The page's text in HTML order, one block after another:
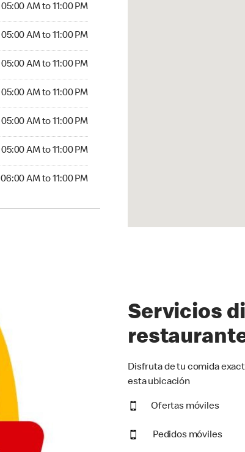
05:00 AM to 11:00 PM
05:00 AM to 11:00 PM
05:00 AM to 11:00 PM
05:00 AM to 11:00 PM
05:00 AM to 11:00 PM
05:00 AM to 11:00 PM
06:00 AM to 11:00 PM
Servicios
Disfruta de tu comida
esta ubicación
Ofertas móviles
Pedidos móviles